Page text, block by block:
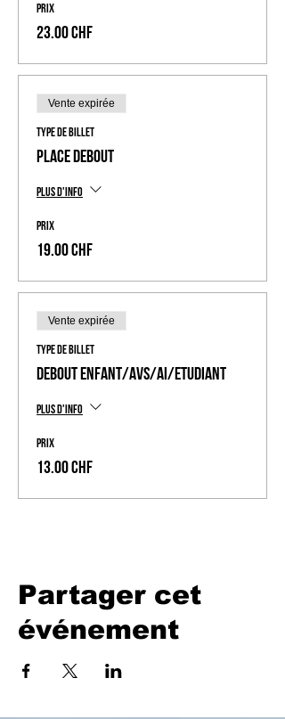
Prix
23.00 CHF
Vente expirée
Type de billet
Place Debout
Plus d'info
Prix
19.00 CHF
Vente expirée
Type de billet
Debout Enfant/AVS/AI/Etudiant
Plus d'info
Prix
13.00 CHF
Partager cet
événement